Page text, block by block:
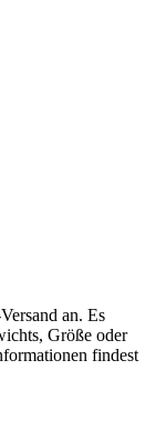
an. Es
Größe oder
findest